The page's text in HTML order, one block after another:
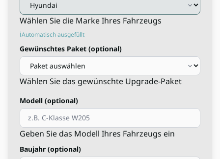
Wählen Sie die Marke Ihres Fahrzeugs
Automatisch ausgefüllt
Gewünschtes Paket (optional)
Wählen Sie das gewünschte Upgrade-Paket
Modell (optional)
Geben Sie das Modell Ihres Fahrzeugs ein
Baujahr (optional)